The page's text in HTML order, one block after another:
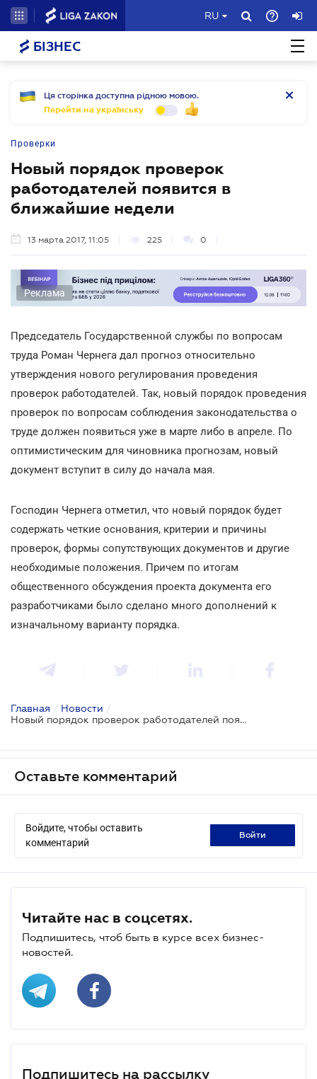
RU
БІЗНЕС
Ця сторінка доступна рідною мовою.
Перейти на українську
Проверки
Новый порядок проверок
работодателей появится в
ближайшие недели
13 марта 2017, 11:05 225 0
Реклама
Председатель Государственной службы по вопросам
труда Роман Чернега дал прогноз относительно
утверждения нового регулирования проведения
проверок работодателей. Так, новый порядок проведения
проверок по вопросам соблюдения законодательства о
труде должен появиться уже в марте либо в апреле. По
оптимистическим для чиновника прогнозам, новый
документ вступит в силу до начала мая.
Господин Чернега отметил, что новый порядок будет
содержать четкие основания, критерии и причины
проверок, формы сопутствующих документов и другие
необходимые положения. Причем по итогам
общественного обсуждения проекта документа его
разработчиками было сделано много дополнений к
изначальному варианту порядка.
Главная / Новости /
Новый порядок проверок работодателей появится в ближайшие недели
Оставьте комментарий
Войдите, чтобы оставить
комментарий
войти
Читайте нас в соцсетях.
Подпишитесь, чтоб быть в курсе всех бизнес-
новостей.
Подпишитесь на рассылку